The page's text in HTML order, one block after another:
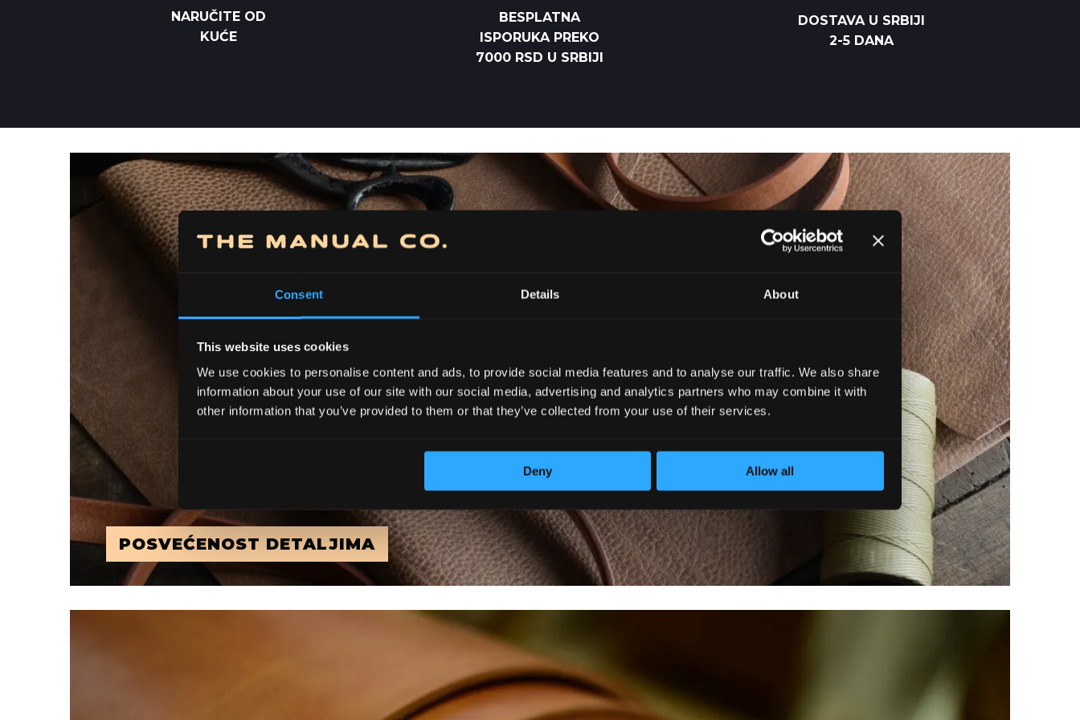
Consent Details About
This website uses cookies
We use cookies to personalise content and ads, to provide social media features and to analyse our traffic. We also share
information about your use of our site with our social media, advertising and analytics partners who may combine it with
other information that you’ve provided to them or that they’ve collected from your use of their services.
Deny Allow all
NARUČITE OD
KUĆE
BESPLATNA
ISPORUKA PREKO
7000 RSD U SRBIJI
DOSTAVA U SRBIJI
2-5 DANA
POSVEĆENOST DETALJIMA